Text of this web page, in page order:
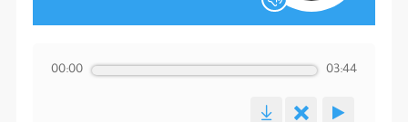
00:00 03:44